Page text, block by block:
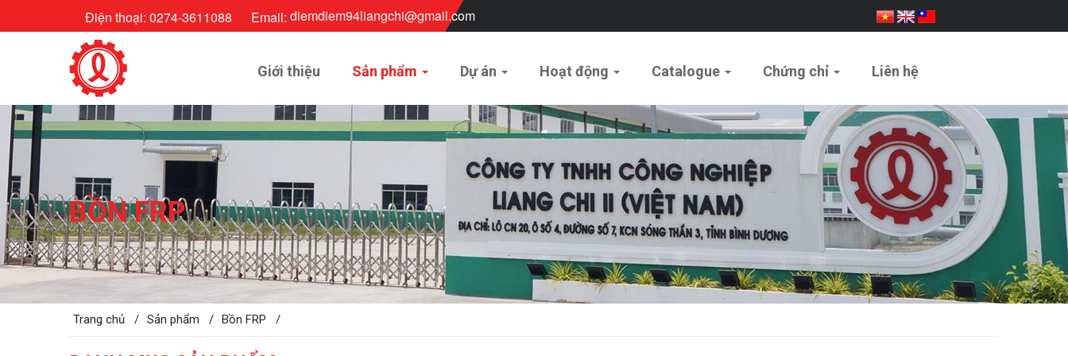
Điện thoại: 0274-3611088 Email: diemdiem94liangchi@gmail.com
Giới thiệu Sản phẩm Dự án Hoạt động Catalogue Chứng chỉ Liên hệ
BỒN FRP
Trang chủ / Sản phẩm / Bồn FRP /